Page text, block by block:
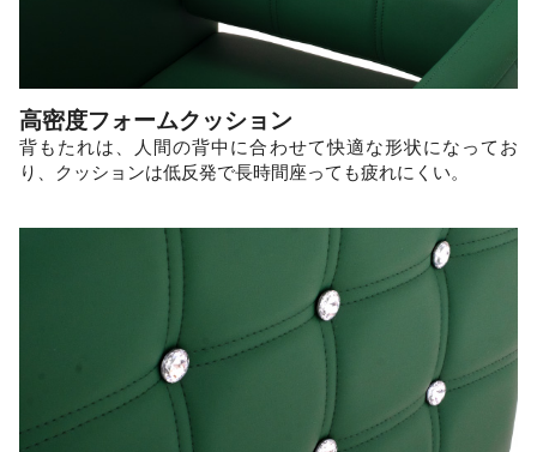
高密度フォームクッション
背もたれは、人間の背中に合わせて快適な形状になってお
り、クッションは低反発で長時間座っても疲れにくい。